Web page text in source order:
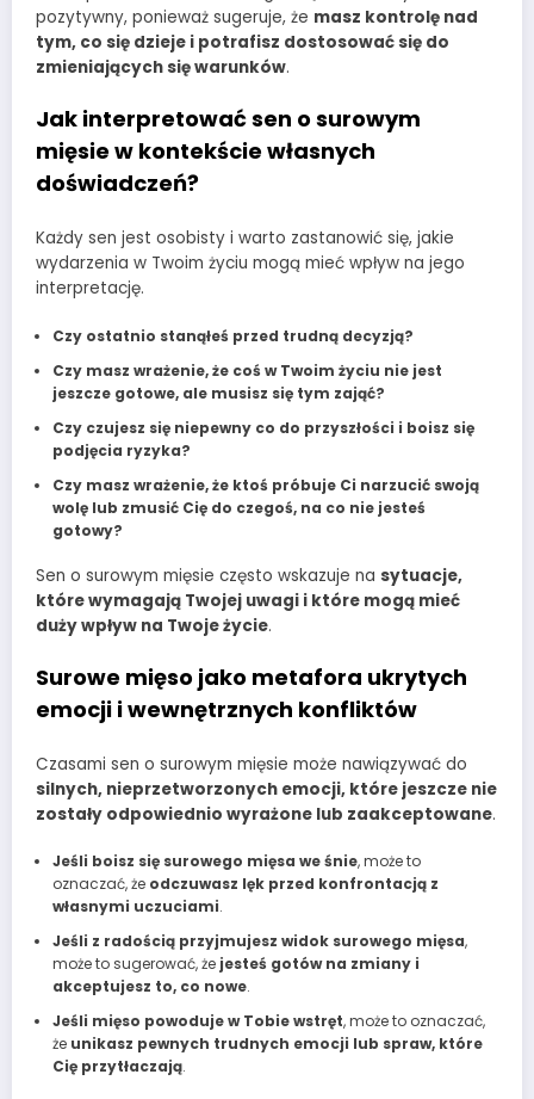
pozytywny, ponieważ sugeruje, że masz kontrolę nad
tym, co się dzieje i potrafisz dostosować się do
zmieniających się warunków.
Jak interpretować sen o surowym
mięsie w kontekście własnych
doświadczeń?
Każdy sen jest osobisty i warto zastanowić się, jakie
wydarzenia w Twoim życiu mogą mieć wpływ na jego
interpretację.
Czy ostatnio stanąłeś przed trudną decyzją?
Czy masz wrażenie, że coś w Twoim życiu nie jest
jeszcze gotowe, ale musisz się tym zająć?
Czy czujesz się niepewny co do przyszłości i boisz się
podjęcia ryzyka?
Czy masz wrażenie, że ktoś próbuje Ci narzucić swoją
wolę lub zmusić Cię do czegoś, na co nie jesteś
gotowy?
Sen o surowym mięsie często wskazuje na sytuacje,
które wymagają Twojej uwagi i które mogą mieć
duży wpływ na Twoje życie.
Surowe mięso jako metafora ukrytych
emocji i wewnętrznych konfliktów
Czasami sen o surowym mięsie może nawiązywać do
silnych, nieprzetworzonych emocji, które jeszcze nie
zostały odpowiednio wyrażone lub zaakceptowane.
Jeśli boisz się surowego mięsa we śnie, może to
oznaczać, że odczuwasz lęk przed konfrontacją z
własnymi uczuciami.
Jeśli z radością przyjmujesz widok surowego mięsa,
może to sugerować, że jesteś gotów na zmiany i
akceptujesz to, co nowe.
Jeśli mięso powoduje w Tobie wstręt, może to oznaczać,
że unikasz pewnych trudnych emocji lub spraw, które
Cię przytłaczają.